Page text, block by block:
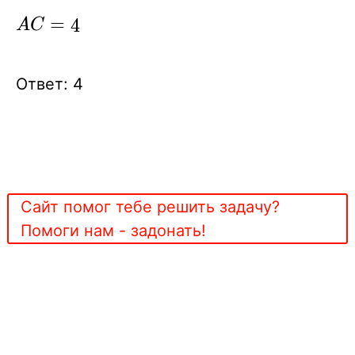
AC
AC = 4
Ответ: 4
Сайт помог тебе решить задачу?
Помоги нам - задонать!